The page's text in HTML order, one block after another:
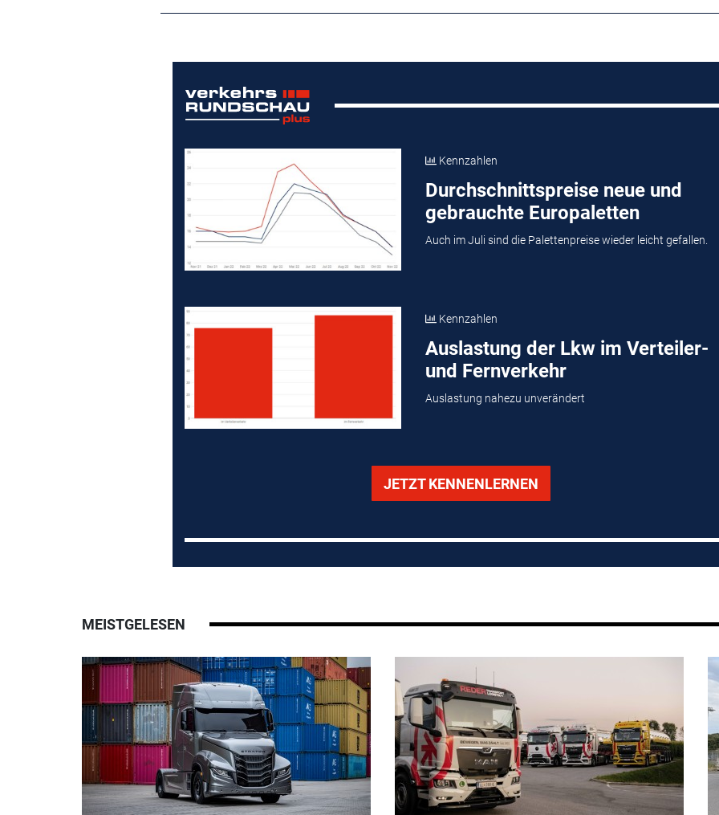
Kennzahlen
Durchschnittspreise neue und
gebrauchte Europaletten
Auch im Juli sind die Palettenpreise wieder leicht gefallen.
Kennzahlen
Auslastung der Lkw im Verteiler-
und Fernverkehr
Auslastung nahezu unverändert
JETZT KENNENLERNEN
MEISTGELESEN